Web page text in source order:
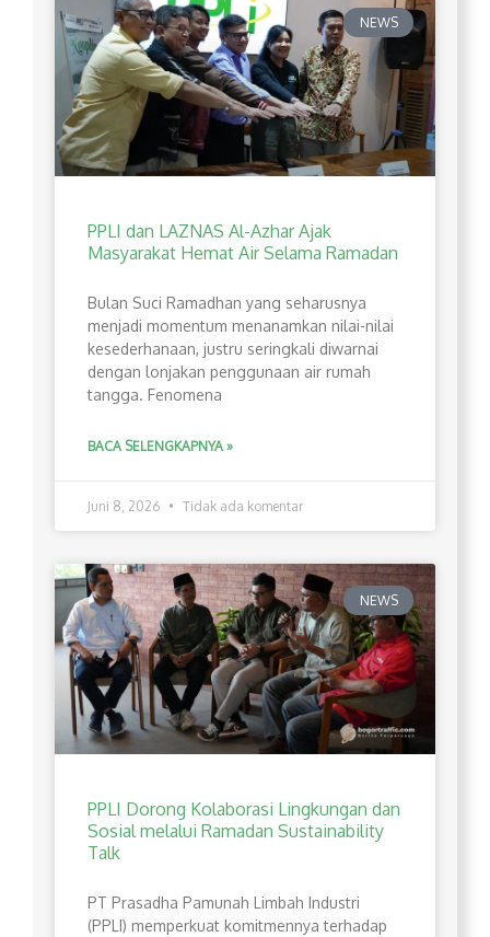
NEWS
PPLI dan LAZNAS Al-Azhar Ajak
Masyarakat Hemat Air Selama Ramadan
Bulan Suci Ramadhan yang seharusnya
menjadi momentum menanamkan nilai-nilai
kesederhanaan, justru seringkali diwarnai
dengan lonjakan penggunaan air rumah
tangga. Fenomena
BACA SELENGKAPNYA »
Juni 8, 2026 Tidak ada komentar
NEWS
PPLI Dorong Kolaborasi Lingkungan dan
Sosial melalui Ramadan Sustainability
Talk
PT Prasadha Pamunah Limbah Industri
(PPLI) memperkuat komitmennya terhadap